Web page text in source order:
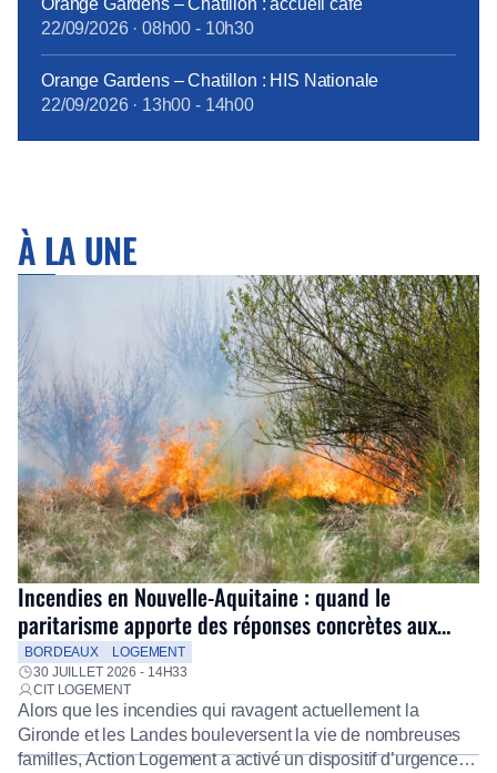
Orange Gardens – Chatillon : accueil café
22/09/2026· 08h00 - 10h30
Orange Gardens – Chatillon : HIS Nationale
22/09/2026· 13h00 - 14h00
À LA UNE
Incendies en Nouvelle-Aquitaine : quand le
paritarisme apporte des réponses concrètes aux
salariés
BORDEAUX
LOGEMENT
30 JUILLET 2026 - 14H33
CIT LOGEMENT
Alors que les incendies qui ravagent actuellement la
Gironde et les Landes bouleversent la vie de nombreuses
familles, Action Logement a activé un dispositif d’urgence